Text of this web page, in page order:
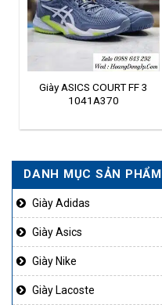
Giày ASICS COURT FF 3
1041A370
DANH MỤC SẢN PHẨM
Giày Adidas
Giày Asics
Giày Nike
Giày Lacoste